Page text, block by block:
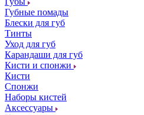
Губные помады
Блески для губ
Тинты
Уход для губ
Карандаши для губ
Кисти и спонжи
Кисти
Спонжи
Наборы кистей
Аксессуары